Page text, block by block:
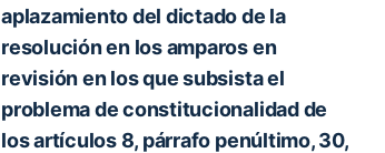
aplazamiento del dictado de la
resolución en los amparos en
revisión en los que subsista el
problema de constitucionalidad de
los artículos 8, párrafo penúltimo, 30,